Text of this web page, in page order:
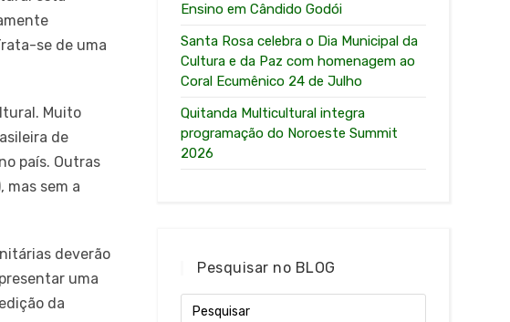
se de uma
Muito
de
país. Outras
sem a
deverão
uma
da
Ensino em Cândido Godói
Santa Rosa celebra o Dia Municipal da
Cultura e da Paz com homenagem ao
Coral Ecumênico 24 de Julho
Quitanda Multicultural integra
programação do Noroeste Summit
2026
Pesquisar no BLOG